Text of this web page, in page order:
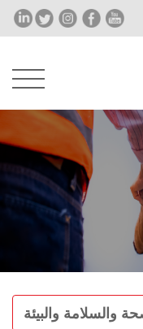
والسلامة والبيئة